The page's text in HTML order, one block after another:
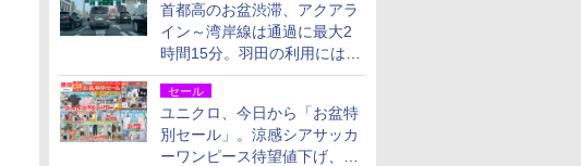
首都高のお盆渋滞、アクアラ
イン～湾岸線は通過に最大2
時間15分。羽田の利用には
「空港西出口」の利用検討を
セール
ユニクロ、今日から「お盆特
別セール」。涼感シアサッカ
ーワンピース待望値下げ、撥